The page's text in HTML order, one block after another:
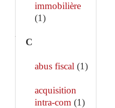
immobilière
(1)
C
abus fiscal (1)
acquisition
intra-com (1)